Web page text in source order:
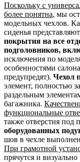
Поскольку с
более понятна, мы
модельных чехлов.
сиденья
покрытия на все
подголовников,
исключения по
особенностями
предупредят). Чехол
элемент, полностью
раздельным
багажника.
функциональные
также отверстия под
оборудованных
шов в чехле
При грамотной
прячутся и